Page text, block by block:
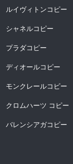
ルイヴィトンコピー
シャネルコピー
プラダコピー
ディオールコピー
モンクレールコピー
クロムハーツ コピー
バレンシアガコピー